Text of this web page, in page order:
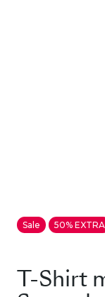
Sale 50% EXTRA
T-Shirt